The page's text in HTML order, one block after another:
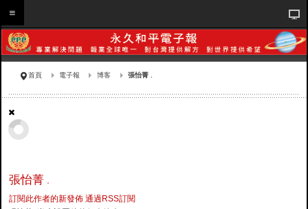
首頁 電子報 博客 張怡菁 .
張怡菁 .
訂閱此作者的新發佈 通過RSS訂閱